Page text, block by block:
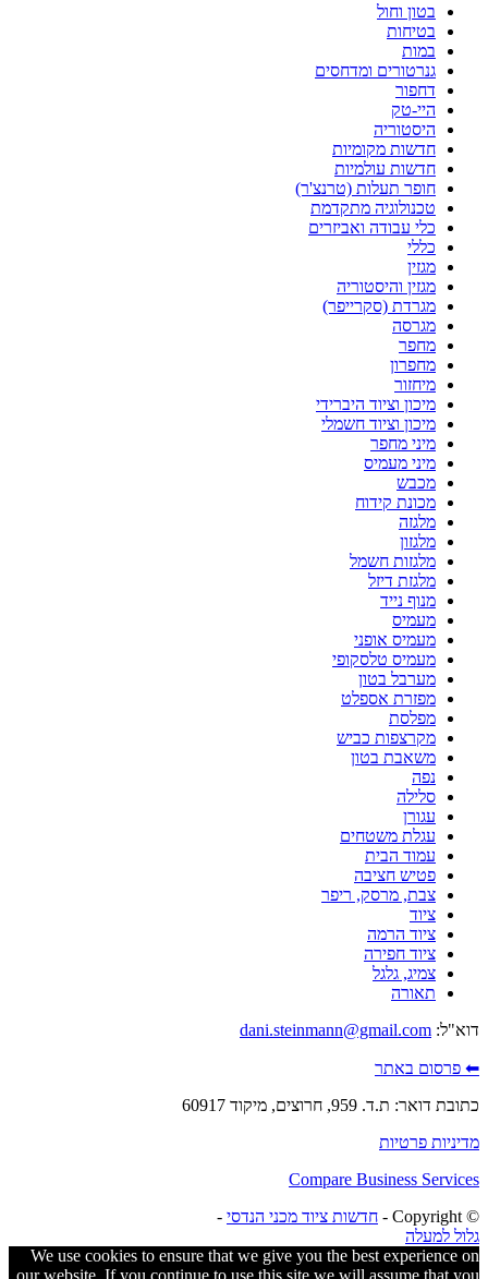
בטון וחול
בטיחות
במות
גנרטורים ומדחסים
דחפור
היי-טק
היסטוריה
חדשות מקומיות
חדשות עולמיות
חופר תעלות (טרנצ'ר)
טכנולוגיה מתקדמת
כלי עבודה ואביזרים
כללי
מגזין
מגזין והיסטוריה
מגרדת (סקרייפר)
מגרסה
מחפר
מחפרון
מיחזור
מיכון וציוד היברידי
מיכון וציוד חשמלי
מיני מחפר
מיני מעמיס
מכבש
מכונת קידוח
מלגזה
מלגזון
מלגזות חשמל
מלגזת דיזל
מנוף נייד
מעמיס
מעמיס אופני
מעמיס טלסקופי
מערבל בטון
מפזרת אספלט
מפלסת
מקרצפות כביש
משאבת בטון
נפה
סלילה
עגורן
עגלת משטחים
עמוד הבית
פטיש חציבה
צבת, מרסק, ריפר
ציוד
ציוד הרמה
ציוד חפירה
צמיג, גלגל
תאורה
דוא"ל: dani.steinmann@gmail.com
⬅ פרסום באתר
כתובת דואר: ת.ד. 959, חרוצים, מיקוד 60917
מדיניות פרטיות
Compare Business Services
© ‫Copyright -
חדשות ציוד מכני הנדסי -
גלול למעלה
We use cookies to ensure that we give you the best experience on
our website. If you continue to use this site we will assume that you